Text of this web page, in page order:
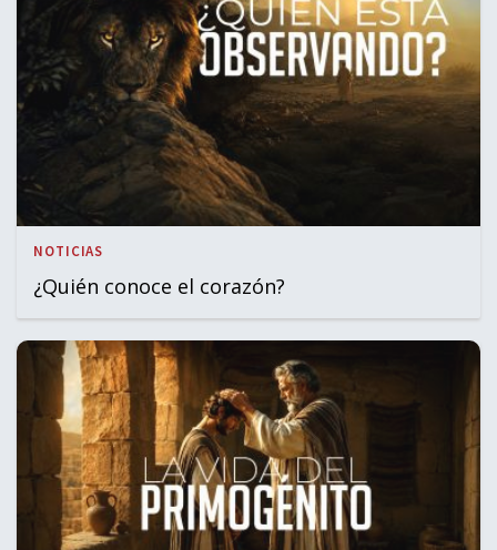
NOTICIAS
¿Quién conoce el corazón?